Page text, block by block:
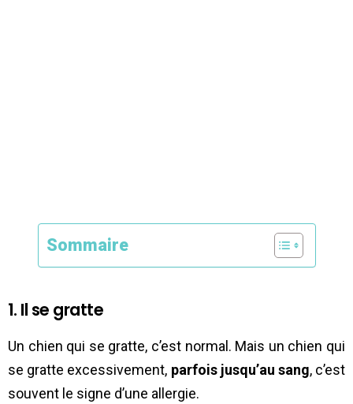
Sommaire
1. Il se gratte
Un chien qui se gratte, c’est normal. Mais un chien qui
se gratte excessivement, parfois jusqu’au sang, c’est
souvent le signe d’une allergie.